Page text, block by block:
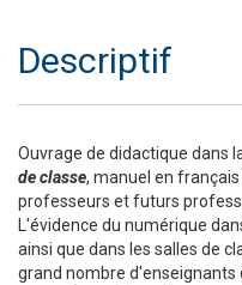
Descriptif
Ouvrage de didactique dans
de classe, manuel en
professeurs et futurs
L'évidence du numérique
ainsi que dans les salles de
grand nombre